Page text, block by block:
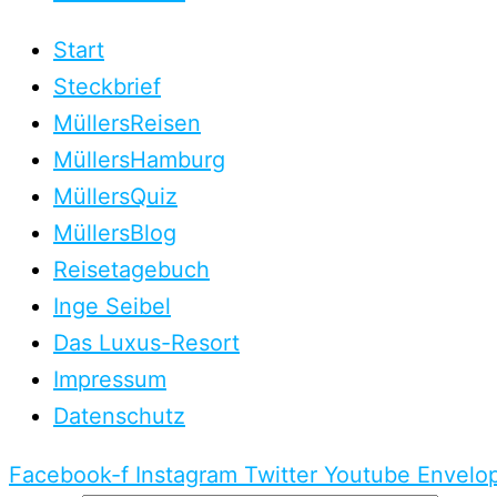
Start
Steckbrief
MüllersReisen
MüllersHamburg
MüllersQuiz
MüllersBlog
Reisetagebuch
Inge Seibel
Das Luxus-Resort
Impressum
Datenschutz
Facebook-f Instagram Twitter Youtube